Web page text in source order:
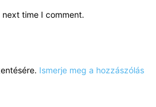
time I comment.
Ismerje meg a hozzászólás